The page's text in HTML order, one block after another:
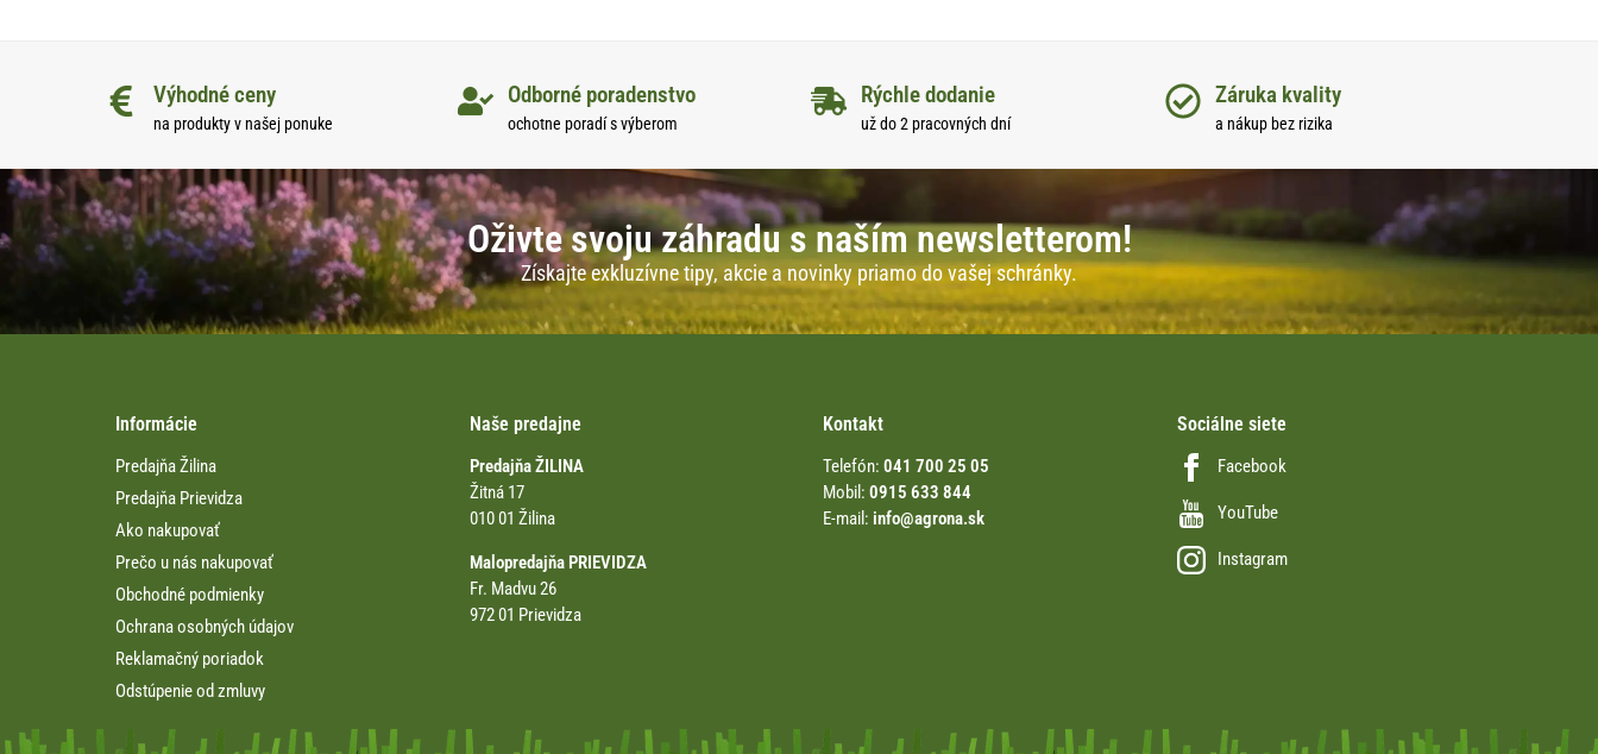
Výhodné ceny
na produkty v našej ponuke
Odborné poradenstvo
ochotne poradí s výberom
Rýchle dodanie
už do 2 pracovných dní
Záruka kvality
a nákup bez rizika
Oživte svoju záhradu s naším newsletterom!
Získajte exkluzívne tipy, akcie a novinky priamo do vašej schránky.
Informácie
Predajňa Žilina
Predajňa Prievidza
Ako nakupovať
Prečo u nás nakupovať
Obchodné podmienky
Ochrana osobných údajov
Reklamačný poriadok
Odstúpenie od zmluvy
Naše predajne
Predajňa ŽILINA
Žitná 17
010 01 Žilina
Malopredajňa PRIEVIDZA
Fr. Madvu 26
972 01 Prievidza
Kontakt
Telefón: 041 700 25 05
Mobil: 0915 633 844
E-mail: info@agrona.sk
Sociálne siete
Facebook
YouTube
Instagram